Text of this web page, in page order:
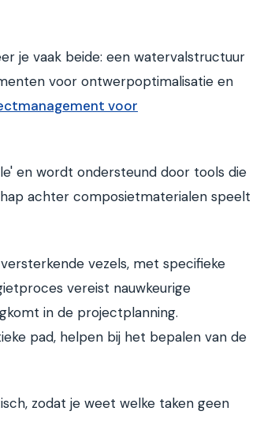
je vaak beide: een watervalstructuur
voor ontwerpoptimalisatie en
voor
en wordt ondersteund door tools die
achter composietmaterialen speelt
vezels, met specifieke
vereist nauwkeurige
in de projectplanning.
pad, helpen bij het bepalen van de
zodat je weet welke taken geen